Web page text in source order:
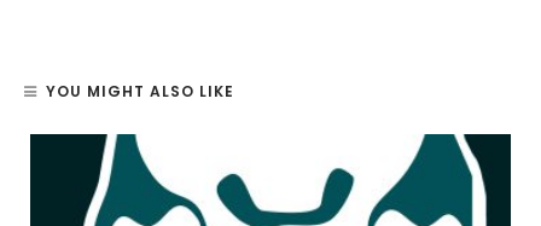
YOU MIGHT ALSO LIKE